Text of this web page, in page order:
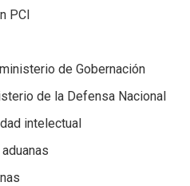
PCI
de Gobernación
de la Defensa Nacional
intelectual